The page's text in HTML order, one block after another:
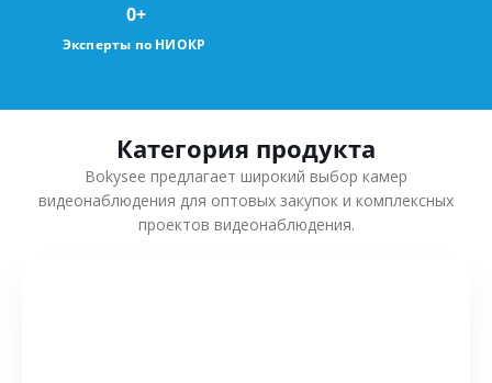
Эксперты по НИОКР
0+
Категория продукта
Bokysee предлагает широкий выбор камер
видеонаблюдения для оптовых закупок и комплексных
проектов видеонаблюдения.